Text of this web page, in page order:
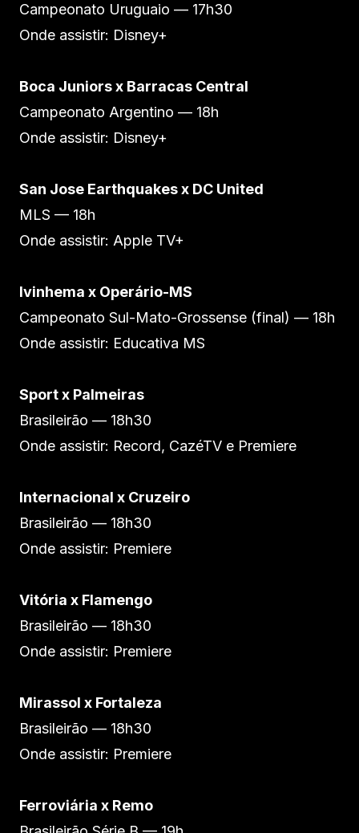
Campeonato Uruguaio — 17h30
Onde assistir: Disney+
Boca Juniors x Barracas Central
Campeonato Argentino — 18h
Onde assistir: Disney+
San Jose Earthquakes x DC United
MLS — 18h
Onde assistir: Apple TV+
Ivinhema x Operário-MS
Campeonato Sul-Mato-Grossense (final) — 18h
Onde assistir: Educativa MS
Sport x Palmeiras
Brasileirão — 18h30
Onde assistir: Record, CazéTV e Premiere
Internacional x Cruzeiro
Brasileirão — 18h30
Onde assistir: Premiere
Vitória x Flamengo
Brasileirão — 18h30
Onde assistir: Premiere
Mirassol x Fortaleza
Brasileirão — 18h30
Onde assistir: Premiere
Ferroviária x Remo